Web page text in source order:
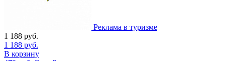
Реклама в туризме
1 188 руб.
1 188 руб.
В корзину